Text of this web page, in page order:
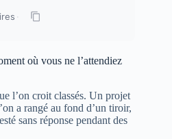
·
où vous ne l’attendiez
l’on croit classés. Un projet
a rangé au fond d’un tiroir,
sans réponse pendant des